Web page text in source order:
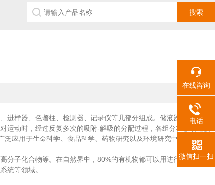
样器、色谱柱、检测器、记录仪等几部分组成。储液器中的流动相
动时，经过反复多次的吸附-解吸的分配过程，各组分在移动速度
应用于生命科学、食品科学、药物研究以及环境研究中。
子化合物等。在自然界中，80%的有机物都可以用进行分析和检
统等领域。
在线咨询
电话
微信扫一扫